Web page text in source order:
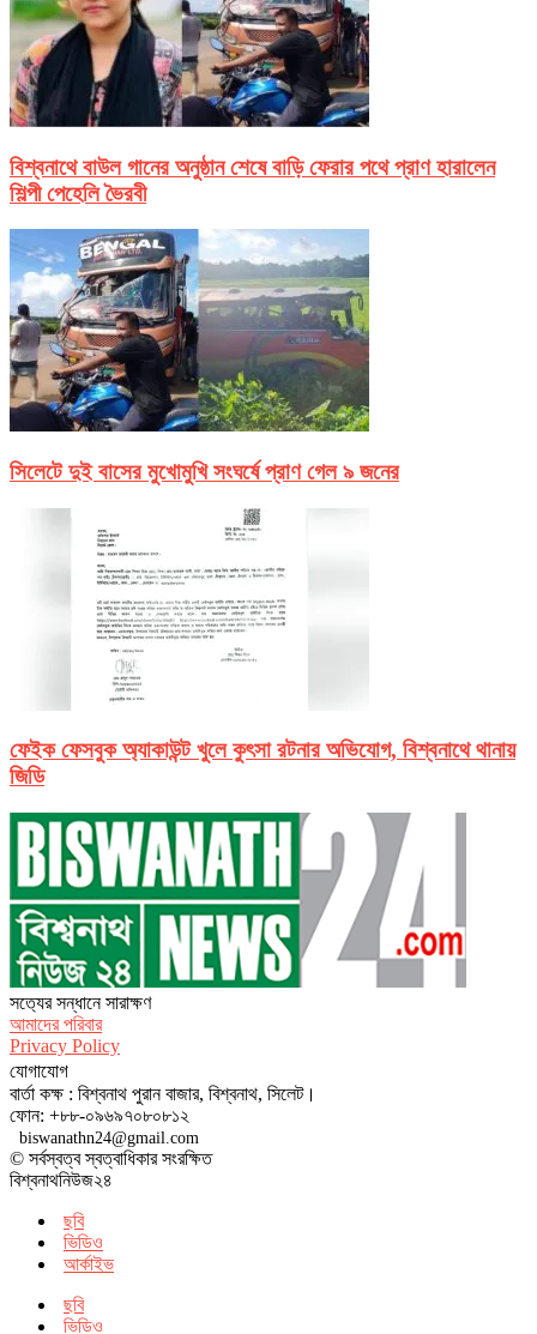
বিশ্বনাথে বাউল গানের অনুষ্ঠান শেষে বাড়ি ফেরার পথে প্রাণ হারালেন
শিল্পী পেহেলি ভৈরবী
সিলেটে দুই বাসের মুখোমুখি সংঘর্ষে প্রাণ গেল ৯ জনের
ফেইক ফেসবুক অ্যাকাউন্ট খুলে কুৎসা রটনার অভিযোগ, বিশ্বনাথে থানায়
জিডি
সত‌্যের সন্ধানে সারাক্ষণ
আমাদের পরিবার
Privacy Policy
যোগাযোগ
বার্তা কক্ষ : বিশ্বনাথ পুরান বাজার, বিশ্বনাথ, সিলেট।
ফোন: +৮৮-০৯৬৯৭০৮০৮১২
biswanathn24@gmail.com
© সর্বস্বত্ব স্বত্বাধিকার সংরক্ষিত
বিশ্বনাথনিউজ২৪
ছবি
ভিডিও
আর্কাইভ
ছবি
ভিডিও